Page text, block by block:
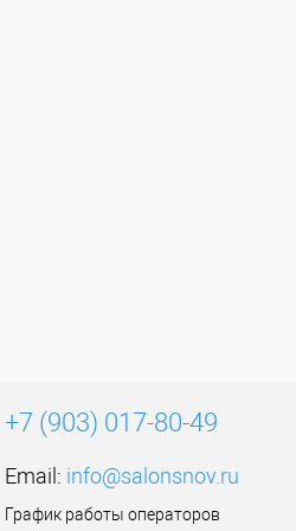
+7 (903) 017-80-49
Email: info@salonsnov.ru
График работы операторов